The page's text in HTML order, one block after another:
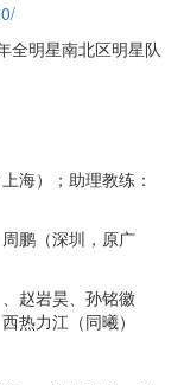
全明星南北区明星队
海）；助理教练：
鹏（深圳，原广
赵岩昊、孙铭徽
热力江（同曦）